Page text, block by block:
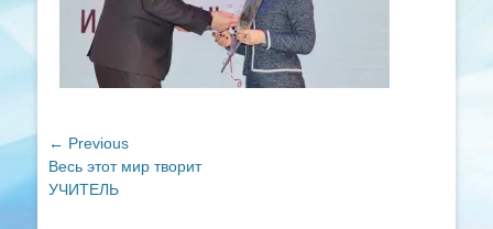
Навигация
по
записям
← Previous
Previous
post:
Весь этот мир творит
УЧИТЕЛЬ